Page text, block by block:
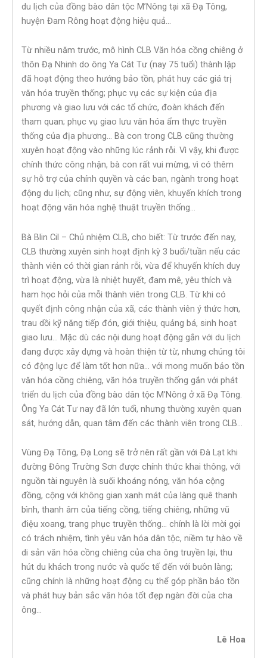
du lịch của đồng bào dân tộc M’Nông tại xã Đạ Tông,
huyện Đam Rông hoạt động hiệu quả…
Từ nhiều năm trước, mô hình CLB Văn hóa cồng chiêng ở
thôn Đạ Nhinh do ông Ya Cát Tư (nay 75 tuổi) thành lập
đã hoạt động theo hướng bảo tồn, phát huy các giá trị
văn hóa truyền thống; phục vụ các sự kiện của địa
phương và giao lưu với các tổ chức, đoàn khách đến
tham quan; phục vụ giao lưu văn hóa ẩm thực truyền
thống của địa phương… Bà con trong CLB cũng thường
xuyên hoạt động vào những lúc rảnh rỗi. Vì vậy, khi được
chính thức công nhận, bà con rất vui mừng, vì có thêm
sự hỗ trợ của chính quyền và các ban, ngành trong hoạt
động du lịch; cũng như, sự động viên, khuyến khích trong
hoạt động văn hóa nghệ thuật truyền thống…
Bà Blin Cil – Chủ nhiệm CLB, cho biết: Từ trước đến nay,
CLB thường xuyên sinh hoạt định kỳ 3 buổi/tuần nếu các
thành viên có thời gian rảnh rỗi, vừa để khuyến khích duy
trì hoạt động, vừa là nhiệt huyết, đam mê, yêu thích và
ham học hỏi của mỗi thành viên trong CLB. Từ khi có
quyết định công nhận của xã, các thành viên ý thức hơn,
trau dồi kỹ năng tiếp đón, giới thiệu, quảng bá, sinh hoạt
giao lưu… Mặc dù các nội dung hoạt động gắn với du lịch
đang được xây dựng và hoàn thiện từ từ, nhưng chúng tôi
có động lực để làm tốt hơn nữa… với mong muốn bảo tồn
văn hóa cồng chiêng, văn hóa truyền thống gắn với phát
triển du lịch của đồng bào dân tộc M’Nông ở xã Đạ Tông.
Ông Ya Cát Tư nay đã lớn tuổi, nhưng thường xuyên quan
sát, hướng dẫn, quan tâm đến các thành viên trong CLB…
Vùng Đạ Tông, Đạ Long sẽ trở nên rất gần với Đà Lạt khi
đường Đông Trường Sơn được chính thức khai thông, với
nguồn tài nguyên là suối khoáng nóng, văn hóa cộng
đồng, cộng với không gian xanh mát của làng quê thanh
bình, thanh âm của tiếng cồng, tiếng chiêng, những vũ
điệu xoang, trang phục truyền thống… chính là lời mời gọi
có trách nhiệm, tình yêu văn hóa dân tộc, niềm tự hào về
di sản văn hóa cồng chiêng của cha ông truyền lại, thu
hút du khách trong nước và quốc tế đến với buôn làng;
cũng chính là những hoạt động cụ thể góp phần bảo tồn
và phát huy bản sắc văn hóa tốt đẹp ngàn đời của cha
ông…
Lê Hoa